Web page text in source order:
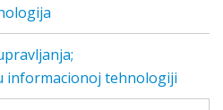
informacionoj tehnologiji